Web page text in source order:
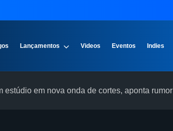
Lançamentos Videos Eventos Indies
estúdio em nova onda de cortes, aponta rumor